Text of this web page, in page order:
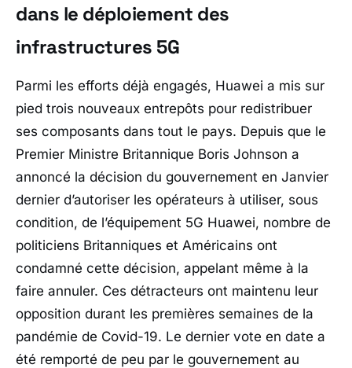
dans le déploiement des
infrastructures 5G
Parmi les efforts déjà engagés, Huawei a mis sur
pied trois nouveaux entrepôts pour redistribuer
ses composants dans tout le pays. Depuis que le
Premier Ministre Britannique Boris Johnson a
annoncé la décision du gouvernement en Janvier
dernier d’autoriser les opérateurs à utiliser, sous
condition, de l’équipement 5G Huawei, nombre de
politiciens Britanniques et Américains ont
condamné cette décision, appelant même à la
faire annuler. Ces détracteurs ont maintenu leur
opposition durant les premières semaines de la
pandémie de Covid-19. Le dernier vote en date a
été remporté de peu par le gouvernement au